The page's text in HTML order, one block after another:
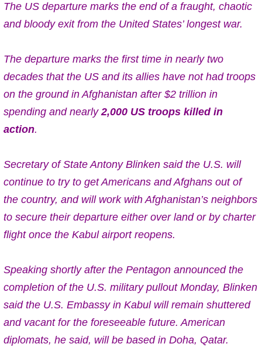
The US departure marks the end of a fraught, chaotic
and bloody exit from the United States’ longest war.
The departure marks the first time in nearly two
decades that the US and its allies have not had troops
on the ground in Afghanistan after $2 trillion in
spending and nearly2,000 US troops killed in
action.
Secretary of State Antony Blinken said the U.S. will
continue to try to get Americans and Afghans out of
the country, and will work with Afghanistan’s neighbors
to secure their departure either over land or by charter
flight once the Kabul airport reopens.
Speaking shortly after the Pentagon announced the
completion of the U.S. military pullout Monday, Blinken
said the U.S. Embassy in Kabul will remain shuttered
and vacant for the foreseeable future. American
diplomats, he said, will be based in Doha, Qatar.